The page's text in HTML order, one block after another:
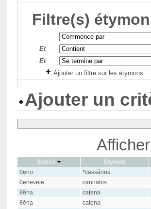
Filtre(s)
Et
Et
Ajouter un filtre sur les étymons
Ajouter un
Entrée Étymon
θẹno
*cassănus
θenevele
cannabis
θẽna
catena
θēna
catena